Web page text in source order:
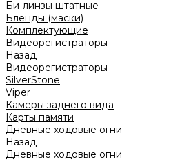
Би-линзы штатные
Бленды (маски)
Комплектующие
Видеорегистраторы
Назад
Видеорегистраторы
SilverStone
Viper
Камеры заднего вида
Карты памяти
Дневные ходовые огни
Назад
Дневные ходовые огни